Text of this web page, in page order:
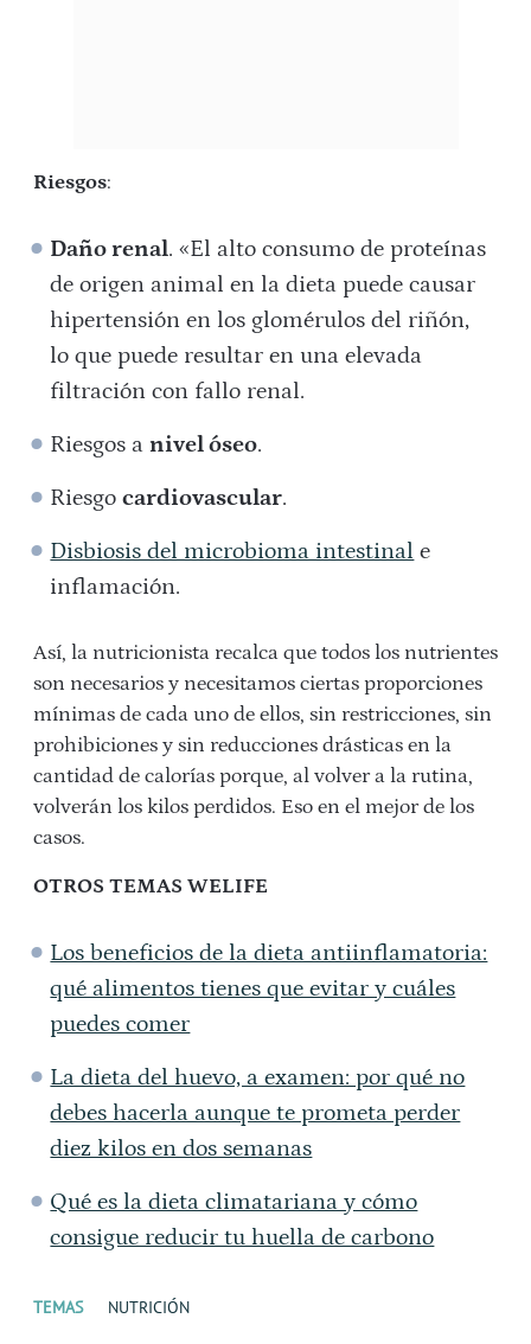
Riesgos:
Daño renal. «El alto consumo de proteínas
de origen animal en la dieta puede causar
hipertensión en los glomérulos del riñón,
lo que puede resultar en una elevada
filtración con fallo renal.
Riesgos a nivel óseo.
Riesgocardiovascular.
Disbiosis del microbioma intestinal e
inflamación.
Así, la nutricionista recalca que todos los nutrientes
son necesarios y necesitamos ciertas proporciones
mínimas de cada uno de ellos, sin restricciones, sin
prohibiciones y sin reducciones drásticas en la
cantidad de calorías porque, al volver a la rutina,
volverán los kilos perdidos. Eso en el mejor de los
casos.
OTROS TEMAS WELIFE
Los beneficios de la dieta antiinflamatoria:
qué alimentos tienes que evitar y cuáles
puedes comer
La dieta del huevo, a examen: por qué no
debes hacerla aunque te prometa perder
diez kilos en dos semanas
Qué es la dieta climatariana y cómo
consigue reducir tu huella de carbono
TEMAS NUTRICIÓN